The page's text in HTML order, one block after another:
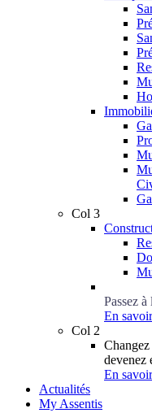
Col 3
Passez
En
Col 2
devenez
En
Actualités
My Assentis